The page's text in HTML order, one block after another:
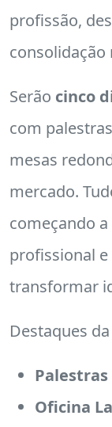
profissão,
consolidação
Serão cinco
com
mesas
mercado.
começando
profissional
transformar
Destaques
Oficina